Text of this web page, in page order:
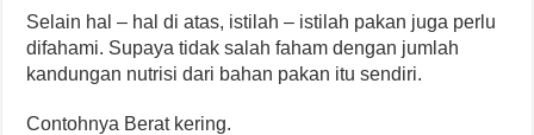
Selain hal – hal di atas, istilah – istilah pakan juga perlu
difahami. Supaya tidak salah faham dengan jumlah
kandungan nutrisi dari bahan pakan itu sendiri.
Contohnya Berat kering.